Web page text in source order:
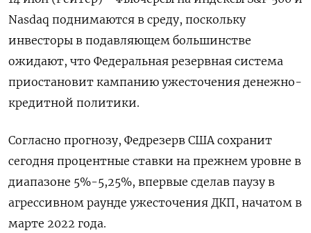
Nasdaq поднимаются в среду, поскольку
инвесторы в подавляющем большинстве
ожидают, что Федеральная резервная система
приостановит кампанию ужесточения денежно-
кредитной политики.
Согласно прогнозу, Федрезерв США сохранит
сегодня процентные ставки на прежнем уровне в
диапазоне 5%-5,25%, впервые сделав паузу в
агрессивном раунде ужесточения ДКП, начатом в
марте 2022 года.